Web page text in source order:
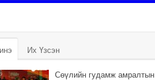
Их Үзсэн
Сөүлийн гудамж амралтын